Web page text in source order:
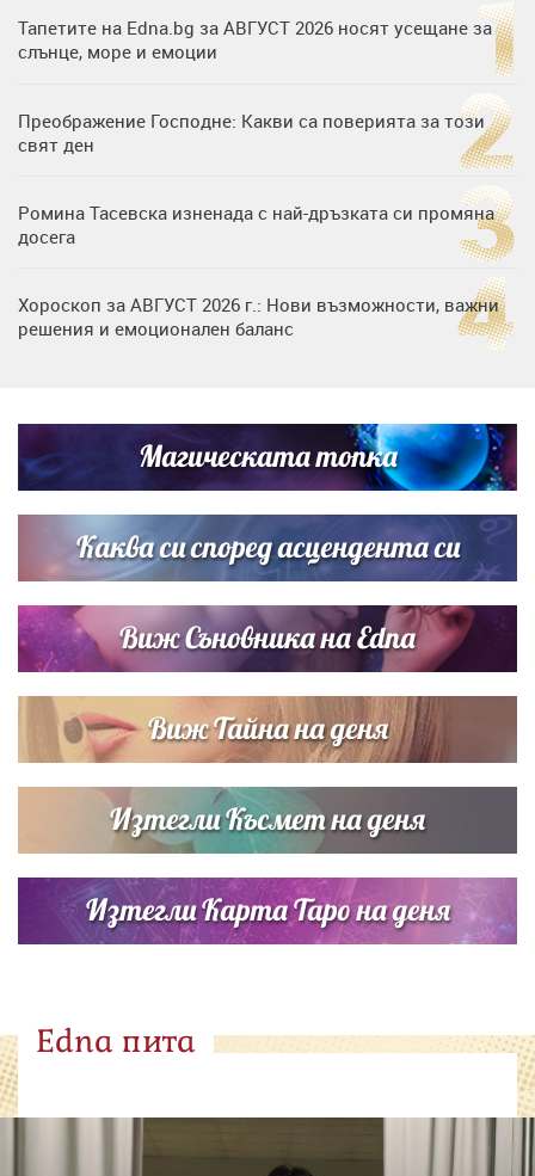
Тапетите на Edna.bg за АВГУСТ 2026 носят усещане за
слънце, море и емоции
Преображение Господне: Какви са поверията за този
свят ден
Ромина Тасевска изненада с най-дръзката си промяна
досега
Хороскоп за АВГУСТ 2026 г.: Нови възможности, важни
решения и емоционален баланс
си деца на семейна морска приказка
Звездна ваканция в Майорка: Дженифър Анистън,
Кортни Кокс и Джим Къртис заедно на яхта
Магическата топка
Каква си според асцендента си
Виж Съновника на Edna
Виж Тайна на деня
Изтегли Късмет на деня
Изтегли Карта Таро на деня
Edna пита